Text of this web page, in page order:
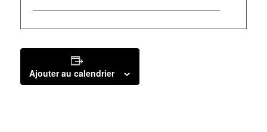
Ajouter au calendrier